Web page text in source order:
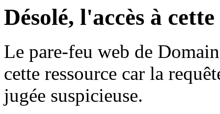
Désolé, l'accès à
Le pare-feu web de
cette ressource car la
jugée suspicieuse.